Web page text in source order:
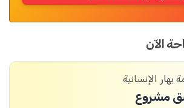
الآن
بهار الإنسانية
مشروع